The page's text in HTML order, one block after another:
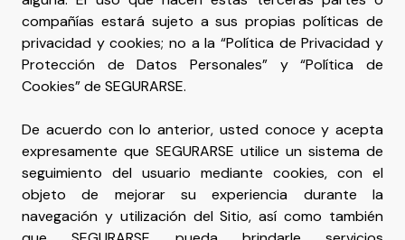
compañías estará sujeto a sus propias políticas de
privacidad y cookies; no a la “Política de Privacidad y
Protección de Datos Personales” y “Política de
Cookies” de SEGURARSE.
De acuerdo con lo anterior, usted conoce y acepta
expresamente que SEGURARSE utilice un sistema de
seguimiento del usuario mediante cookies, con el
objeto de mejorar su experiencia durante la
navegación y utilización del Sitio, así como también